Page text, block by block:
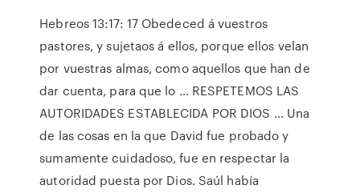
Hebreos 13:17: 17 Obedeced á vuestros
pastores, y sujetaos á ellos, porque ellos velan
por vuestras almas, como aquellos que han de
dar cuenta, para que lo … RESPETEMOS LAS
AUTORIDADES ESTABLECIDA POR DIOS ... Una
de las cosas en la que David fue probado y
sumamente cuidadoso, fue en respectar la
autoridad puesta por Dios. Saúl había